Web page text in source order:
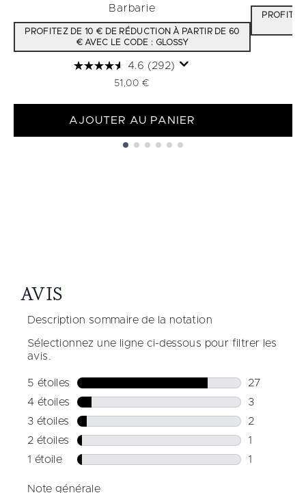
Barbarie
PROFITEZ DE 10 € DE RÉDUCTION À PARTIR DE 60
€ AVEC LE CODE : GLOSSY
4.6 (292)
51,00 €
AJOUTER AU PANIER